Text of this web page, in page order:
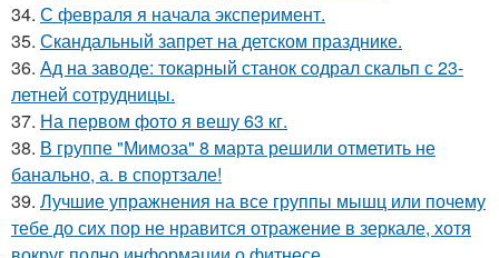
34. С февраля я начала эксперимент.
35. Скандальный запрет на детском празднике.
36. Ад на заводе: токарный станок содрал скальп с 23-
летней сотрудницы.
37. На первом фото я вешу 63 кг.
38. В группе "Мимоза" 8 марта решили отметить не
банально, а. в спортзале!
39. Лучшие упражнения на все группы мышц или почему
тебе до сих пор не нравится отражение в зеркале, хотя